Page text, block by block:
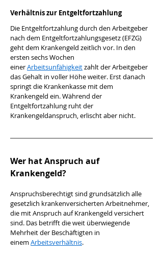
Verhältnis zur Entgeltfortzahlung
Die Entgeltfortzahlung durch den Arbeitgeber
nach dem Entgeltfortzahlungsgesetz (EFZG)
geht dem Krankengeld zeitlich vor. In den
ersten sechs Wochen
einer Arbeitsunfähigkeit zahlt der Arbeitgeber
das Gehalt in voller Höhe weiter. Erst danach
springt die Krankenkasse mit dem
Krankengeld ein. Während der
Entgeltfortzahlung ruht der
Krankengeldanspruch, erlischt aber nicht.
Wer hat Anspruch auf
Krankengeld?
Anspruchsberechtigt sind grundsätzlich alle
gesetzlich krankenversicherten Arbeitnehmer,
die mit Anspruch auf Krankengeld versichert
sind. Das betrifft die weit überwiegende
Mehrheit der Beschäftigten in
einem Arbeitsverhältnis.